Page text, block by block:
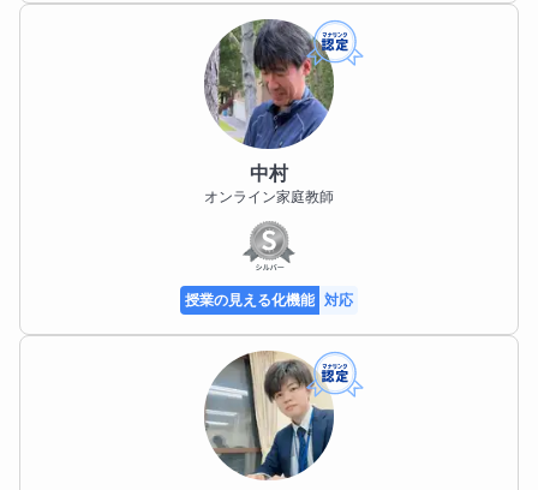
中村
オンライン家庭教師
授業の見える化機能 対応